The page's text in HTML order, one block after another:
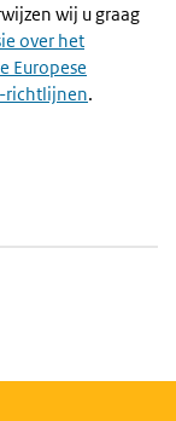
wij u graag
over het
Europese
richtlijnen.